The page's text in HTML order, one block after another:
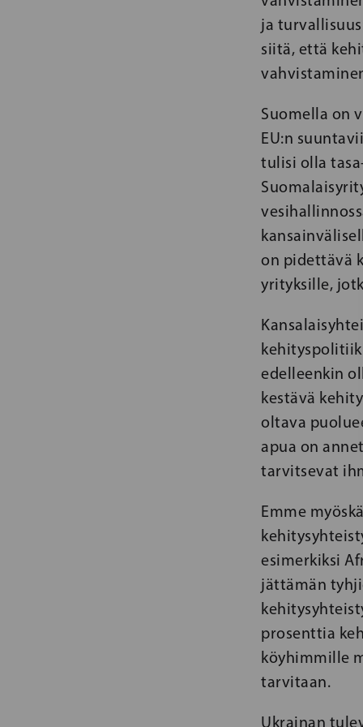
ja
siitä, että
Suomella on
EU:n
tulisi olla
on pidettävä
yrityksille,
edelleenkin
kestävä
oltava
apua on
tarvitsevat
Emme
esimerkiksi
jättämän
prosenttia
köyhimmille
tarvitaan.
Ukrainan